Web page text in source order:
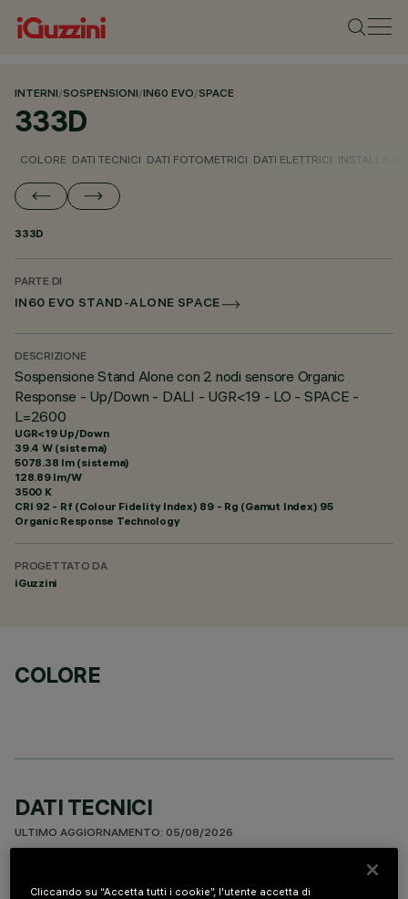
INTERNI/SOSPENSIONI/IN60 EVO/SPACE
333D
COLORE DATI TECNICI DATI FOTOMETRICI DATI ELETTRICI
333D
PARTE DI
IN60 EVO STAND-ALONE SPACE
DESCRIZIONE
Sospensione Stand Alone con 2 nodi sensore Organic
Response - Up/Down - DALI - UGR<19 - LO - SPACE -
L=2600
UGR<19 Up/Down
39.4 W (sistema)
5078.38 lm (sistema)
128.89 lm/W
3500 K
CRI 92 - Rf (Colour Fidelity Index) 89 - Rg (Gamut Index) 95
Organic Response Technology
PROGETTATO DA
iGuzzini
COLORE
DATI TECNICI
ULTIMO AGGIORNAMENTO: 05/08/2026
Cliccando su “Accetta tutti i cookie”, l'utente accetta di